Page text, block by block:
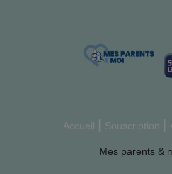
Accueil Souscription
Mes parents &